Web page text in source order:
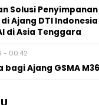
Solusi
Ajang DTI
di Asia Tenggara
- 00:42
Ajang GSMA